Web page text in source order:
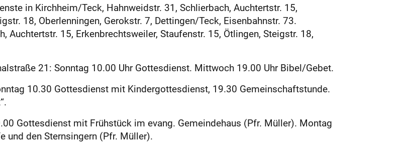
in Kirchheim/Teck, Hahnweidstr. 31, Schlierbach, Auchtertstr. 15,
18, Oberlenningen, Gerokstr. 7, Dettingen/Teck, Eisenbahnstr. 73.
15, Erkenbrechtsweiler, Staufenstr. 15, Ötlingen, Steigstr. 18,
21: Sonntag 10.00 Uhr Gottesdienst. Mittwoch 19.00 Uhr Bibel/Gebet.
10.30 Gottesdienst mit Kindergottesdienst, 19.30 Gemeinschaftstunde.
Gottesdienst mit Frühstück im evang. Gemeindehaus (Pfr. Müller). Montag
und den Sternsingern (Pfr. Müller).